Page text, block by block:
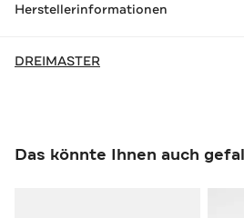
Herstellerinformationen
DREIMASTER
Das könnte Ihnen auch